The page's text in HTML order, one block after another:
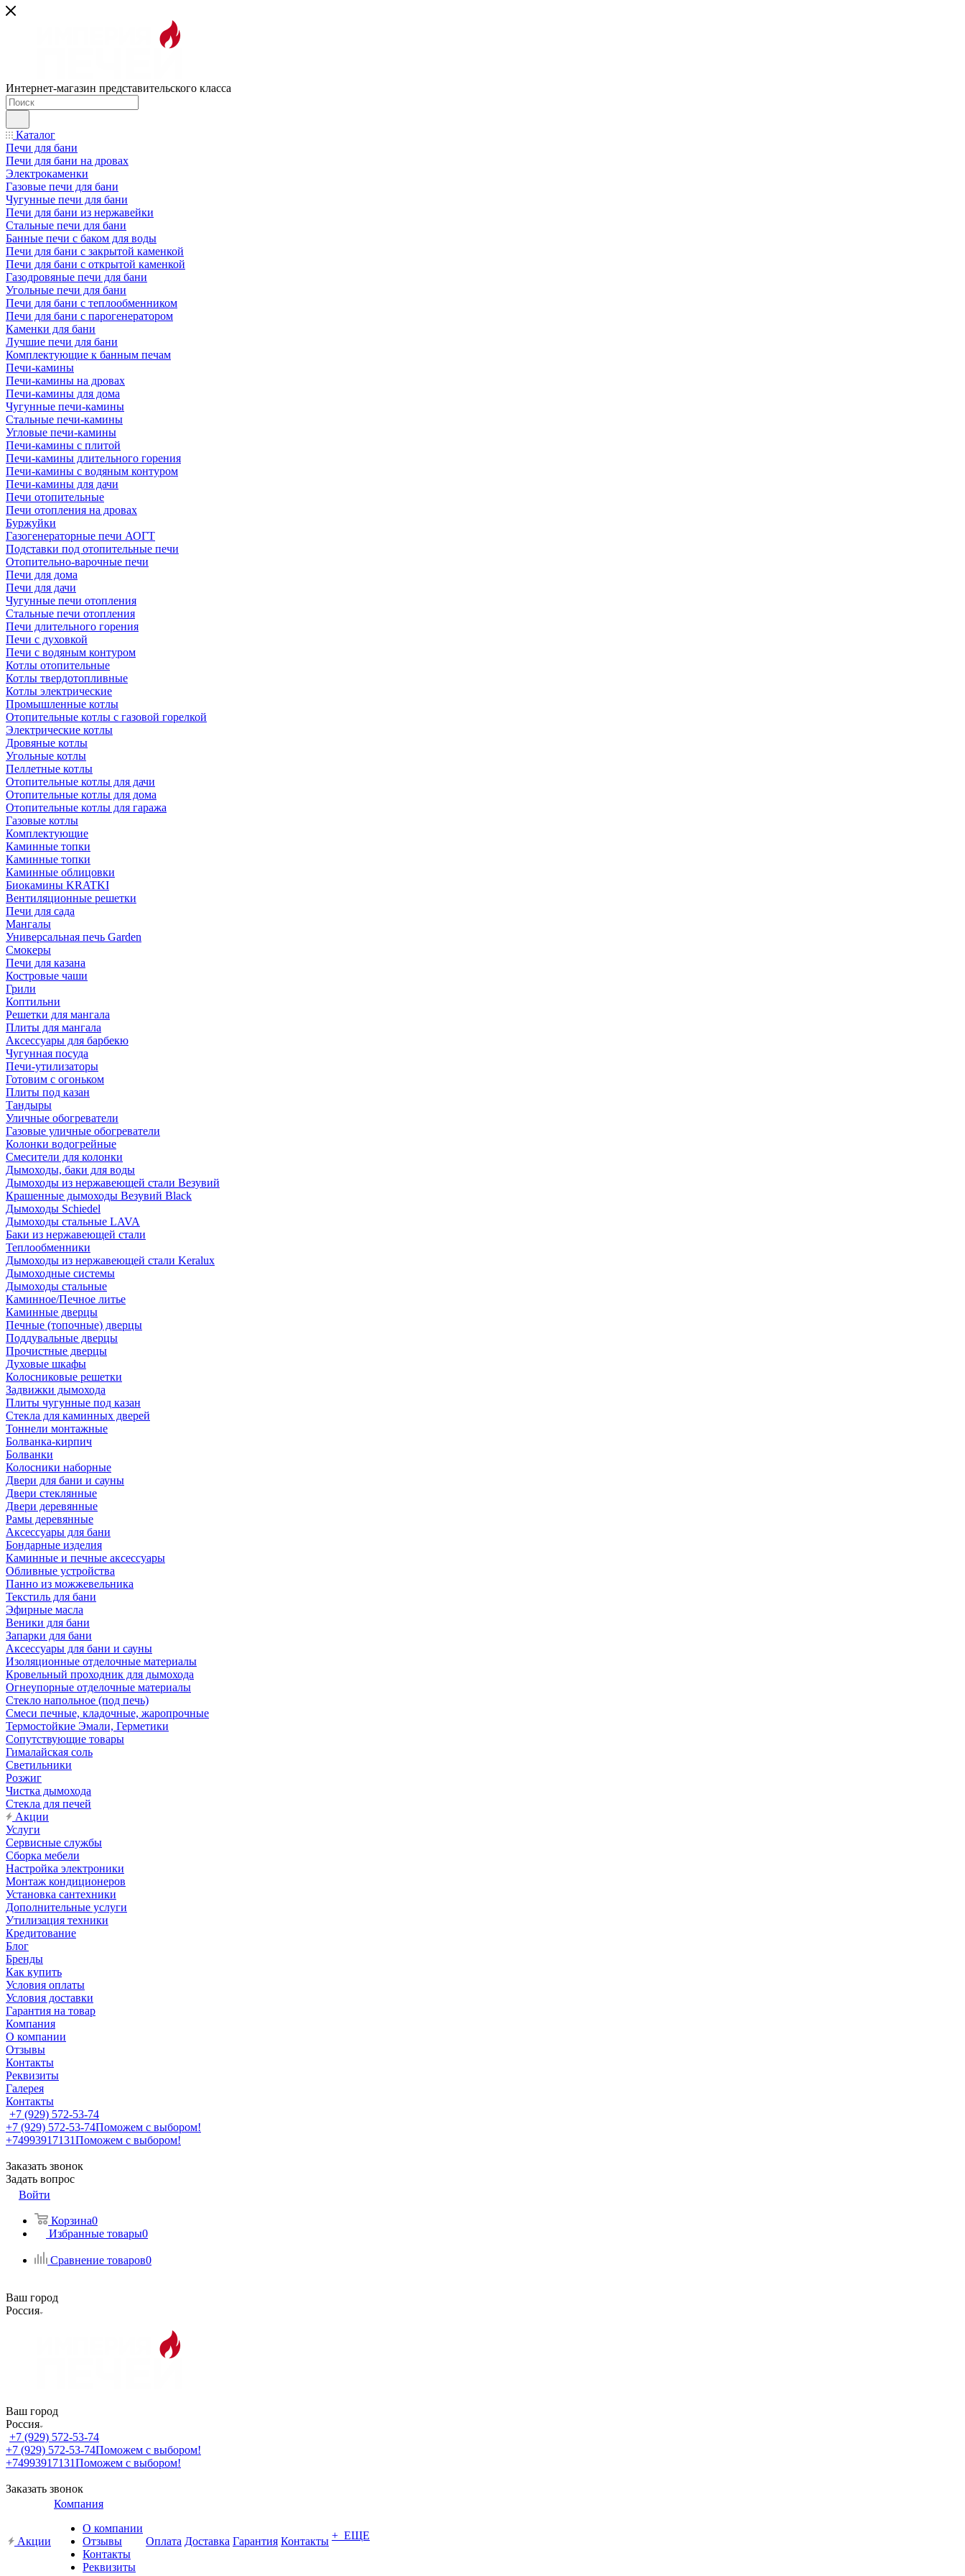
Интернет-магазин представительского класса
Каталог
Печи для бани
Печи для бани на дровах
Электрокаменки
Газовые печи для бани
Чугунные печи для бани
Печи для бани из нержавейки
Стальные печи для бани
Банные печи с баком для воды
Печи для бани с закрытой каменкой
Печи для бани с открытой каменкой
Газодровяные печи для бани
Угольные печи для бани
Печи для бани с теплообменником
Печи для бани с парогенератором
Каменки для бани
Лучшие печи для бани
Комплектующие к банным печам
Печи-камины
Печи-камины на дровах
Печи-камины для дома
Чугунные печи-камины
Стальные печи-камины
Угловые печи-камины
Печи-камины с плитой
Печи-камины длительного горения
Печи-камины с водяным контуром
Печи-камины для дачи
Печи отопительные
Печи отопления на дровах
Буржуйки
Газогенераторные печи АОГТ
Подставки под отопительные печи
Отопительно-варочные печи
Печи для дома
Печи для дачи
Чугунные печи отопления
Стальные печи отопления
Печи длительного горения
Печи с духовкой
Печи с водяным контуром
Котлы отопительные
Котлы твердотопливные
Котлы электрические
Промышленные котлы
Отопительные котлы с газовой горелкой
Электрические котлы
Дровяные котлы
Угольные котлы
Пеллетные котлы
Отопительные котлы для дачи
Отопительные котлы для дома
Отопительные котлы для гаража
Газовые котлы
Комплектующие
Каминные топки
Каминные топки
Каминные облицовки
Биокамины KRATKI
Вентиляционные решетки
Печи для сада
Мангалы
Универсальная печь Garden
Смокеры
Печи для казана
Костровые чаши
Грили
Коптильни
Решетки для мангала
Плиты для мангала
Аксессуары для барбекю
Чугунная посуда
Печи-утилизаторы
Готовим с огоньком
Плиты под казан
Тандыры
Уличные обогреватели
Газовые уличные обогреватели
Колонки водогрейные
Смесители для колонки
Дымоходы, баки для воды
Дымоходы из нержавеющей стали Везувий
Крашенные дымоходы Везувий Black
Дымоходы Schiedel
Дымоходы стальные LAVA
Баки из нержавеющей стали
Теплообменники
Дымоходы из нержавеющей стали Keralux
Дымоходные системы
Дымоходы стальные
Каминное/Печное литье
Каминные дверцы
Печные (топочные) дверцы
Поддувальные дверцы
Прочистные дверцы
Духовые шкафы
Колосниковые решетки
Задвижки дымохода
Плиты чугунные под казан
Стекла для каминных дверей
Тоннели монтажные
Болванка-кирпич
Болванки
Колосники наборные
Двери для бани и сауны
Двери стеклянные
Двери деревянные
Рамы деревянные
Аксессуары для бани
Бондарные изделия
Каминные и печные аксессуары
Обливные устройства
Панно из можжевельника
Текстиль для бани
Эфирные масла
Веники для бани
Запарки для бани
Аксессуары для бани и сауны
Изоляционные отделочные материалы
Кровельный проходник для дымохода
Огнеупорные отделочные материалы
Стекло напольное (под печь)
Смеси печные, кладочные, жаропрочные
Термостойкие Эмали, Герметики
Сопутствующие товары
Гималайская соль
Светильники
Розжиг
Чистка дымохода
Стекла для печей
Акции
Услуги
Сервисные службы
Сборка мебели
Настройка электроники
Монтаж кондиционеров
Установка сантехники
Дополнительные услуги
Утилизация техники
Кредитование
Блог
Бренды
Как купить
Условия оплаты
Условия доставки
Гарантия на товар
Компания
О компании
Отзывы
Контакты
Реквизиты
Галерея
Контакты
+7 (929) 572-53-74
+7 (929) 572-53-74Поможем с выбором!
+74993917131Поможем с выбором!
Заказать звонок
Задать вопрос
Войти
Корзина0
Избранные товары0
Сравнение товаров0
Ваш город
Россия
Ваш город
Россия
+7 (929) 572-53-74
+7 (929) 572-53-74Поможем с выбором!
+74993917131Поможем с выбором!
Заказать звонок
Акции
Компания
О компании
Отзывы
Контакты
Реквизиты
Оплата Доставка Гарантия Контакты + ЕЩЕ